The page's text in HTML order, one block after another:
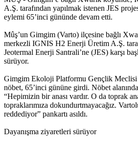
A.Ş. tarafından yapılmak istenen JES
eylemi 65’inci gününde devam etti.
Mûş’un Gimgim (Varto) ilçesine bağlı
merkezli IGNIS H2 Enerji Üretim A.Ş.
Jeotermal Enerji Santrali’ne (JES) karşı
sürüyor.
Gimgim Ekoloji Platformu Gençlik Meclisi
nöbet, 65’inci gününe girdi. Nöbet
“Hepimizin bir anası vardır. O da toprak
topraklarımıza dokundurtmayacağız.
reddediyor” pankartı asıldı.
Dayanışma ziyaretleri sürüyor